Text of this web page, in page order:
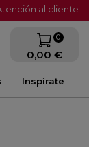
al cliente
0
0,00 €
Inspírate